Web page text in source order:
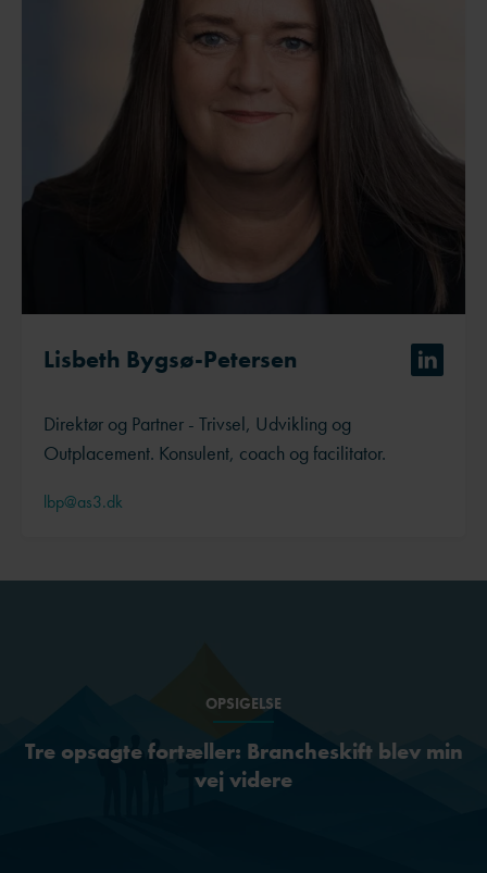
Lisbeth Bygsø-Petersen
Direktør og Partner - Trivsel, Udvikling og
Outplacement. Konsulent, coach og facilitator.
lbp@as3.dk
OPSIGELSE
Tre opsagte fortæller: Brancheskift blev min
vej videre